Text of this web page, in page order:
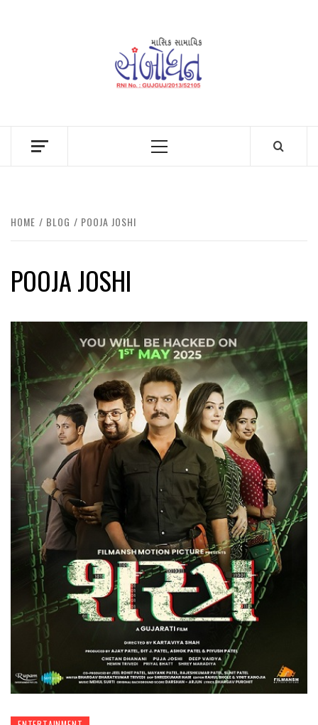
Primary
HOME BLOG POOJA JOSHI
POOJA JOSHI